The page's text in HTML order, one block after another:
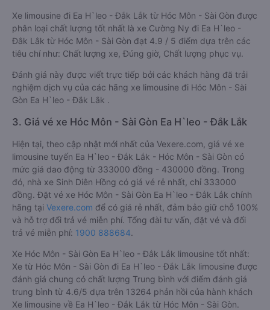
Xe limousine đi Ea H`leo - Đắk Lắk từ Hóc Môn - Sài Gòn được
phân loại chất lượng tốt nhất là xe Cường Ny đi Ea H`leo -
Đắk Lắk từ Hóc Môn - Sài Gòn đạt 4.9 / 5 điểm dựa trên các
tiêu chí như: Chất lượng xe, Đúng giờ, Chất lượng phục vụ.
Đánh giá này được viết trực tiếp bởi các khách hàng đã trải
nghiệm dịch vụ của các hãng xe limousine đi Hóc Môn - Sài
Gòn Ea H`leo - Đắk Lắk .
3. Giá vé xe Hóc Môn - Sài Gòn Ea H`leo - Đắk Lắk
Hiện tại, theo cập nhật mới nhất của Vexere.com, giá vé xe
limousine tuyến Ea H`leo - Đắk Lắk - Hóc Môn - Sài Gòn có
mức giá dao động từ 333000 đồng - 430000 đồng. Trong
đó, nhà xe Sinh Diên Hồng có giá vé rẻ nhất, chỉ 333000
đồng. Đặt vé xe Hóc Môn - Sài Gòn Ea H`leo - Đắk Lắk chính
hãng tại Vexere.com để có giá rẻ nhất, đảm bảo giữ chỗ 100%
và hỗ trợ đổi trả vé miễn phí. Tổng đài tư vấn, đặt vé và đổi
trả vé miễn phí: 1900 888684.
Xe Hóc Môn - Sài Gòn Ea H`leo - Đắk Lắk limousine tốt nhất:
Xe từ Hóc Môn - Sài Gòn đi Ea H`leo - Đắk Lắk limousine được
đánh giá chung có chất lượng Trung bình với điểm đánh giá
trung bình từ 4.6/5 dựa trên 13264 phản hồi của hành khách
Xe limousine về Ea H`leo - Đắk Lắk từ Hóc Môn - Sài Gòn.